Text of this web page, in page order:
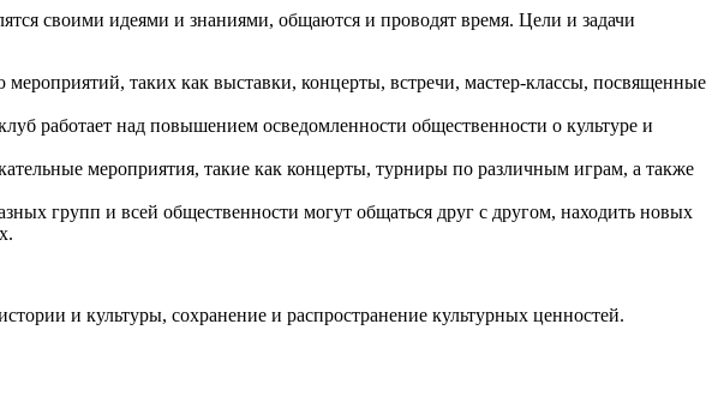
своими идеями и знаниями, общаются и проводят время. Цели и задачи
таких как выставки, концерты, встречи, мастер-классы, посвященные
работает над повышением осведомленности общественности о культуре и
мероприятия, такие как концерты, турниры по различным играм, а также
групп и всей общественности могут общаться друг с другом, находить новых
и культуры, сохранение и распространение культурных ценностей.